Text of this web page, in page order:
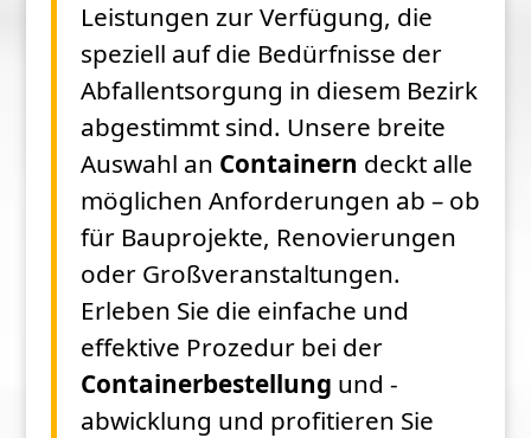
Leistungen zur Verfügung, die
speziell auf die Bedürfnisse der
Abfallentsorgung in diesem Bezirk
abgestimmt sind. Unsere breite
Auswahl an Containern deckt alle
möglichen Anforderungen ab – ob
für Bauprojekte, Renovierungen
oder Großveranstaltungen.
Erleben Sie die einfache und
effektive Prozedur bei der
Containerbestellung und -
abwicklung und profitieren Sie